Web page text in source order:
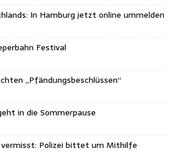
In Hamburg jetzt online ummelden
Festival
„Pfändungsbeschlüssen“
in die Sommerpause
Polizei bittet um Mithilfe